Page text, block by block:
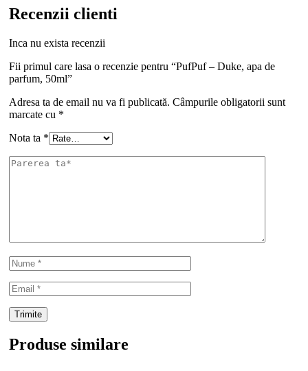
Recenzii clienti
Inca nu exista recenzii
Fii primul care lasa o recenzie pentru “PufPuf – Duke, apa de
parfum, 50ml”
Adresa ta de email nu va fi publicată. Câmpurile obligatorii sunt
marcate cu *
Nota ta *
Produse similare